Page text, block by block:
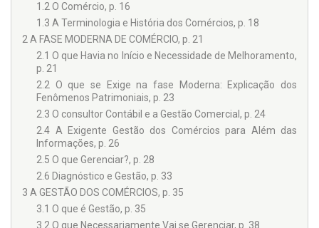
1.2 O Comércio, p. 16
1.3 A Terminologia e História dos Comércios, p. 18
2 A FASE MODERNA DE COMÉRCIO, p. 21
2.1 O que Havia no Início e Necessidade de Melhoramento,
p. 21
2.2 O que se Exige na fase Moderna: Explicação dos
Fenômenos Patrimoniais, p. 23
2.3 O consultor Contábil e a Gestão Comercial, p. 24
2.4 A Exigente Gestão dos Comércios para Além das
Informações, p. 26
2.5 O que Gerenciar?, p. 28
2.6 Diagnóstico e Gestão, p. 33
3 A GESTÃO DOS COMÉRCIOS, p. 35
3.1 O que é Gestão, p. 35
3.2 O que Necessariamente Vai se Gerenciar, p. 38